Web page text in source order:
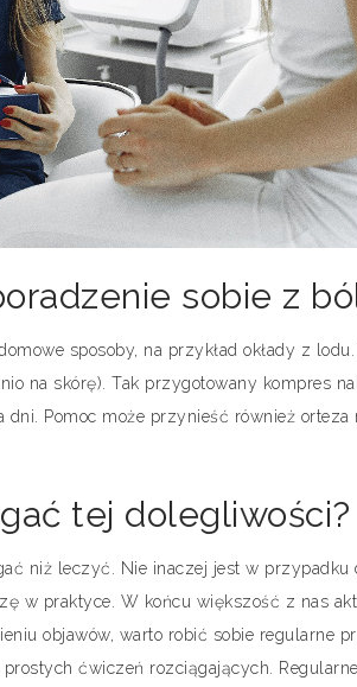
sobie z
sposoby, na przykład okłady z
na skórę). Tak przygotowany kompres
Pomoc może przynieść również orteza
tej dolegliwości?
niż leczyć. Nie inaczej jest w
w praktyce. W końcu większość z nas
objawów, warto robić sobie regularne
ćwiczeń rozciągających.